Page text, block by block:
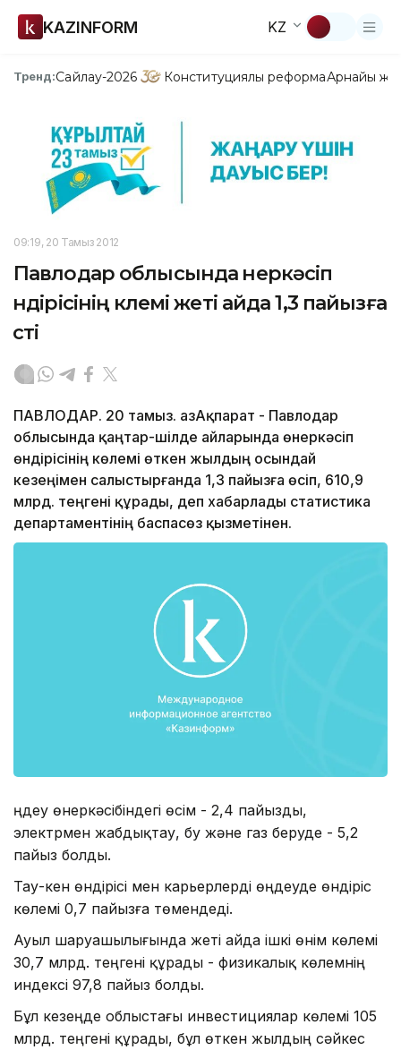
KAZINFORM KZ
Тренд:Сайлау-2026 Конституциялық реформаАрнайы
09:19, 20 Тамыз 2012
Павлодар облысында өнеркәсіп
өндірісінің көлемі жеті айда 1,3 пайызға
өсті
ПАВЛОДАР. 20 тамыз. ҚазАқпарат - Павлодар
облысында қаңтар-шілде айларында өнеркәсіп
өндірісінің көлемі өткен жылдың осындай
кезеңімен салыстырғанда 1,3 пайызға өсіп, 610,9
млрд. теңгені құрады, деп хабарлады статистика
департаментінің баспасөз қызметінен.
Өңдеу өнеркәсібіндегі өсім - 2,4 пайызды,
электрмен жабдықтау, бу және газ беруде - 5,2
пайыз болды.
Тау-кен өндірісі мен карьерлерді өңдеуде өндіріс
көлемі 0,7 пайызға төмендеді.
Ауыл шаруашылығында жеті айда ішкі өнім көлемі
30,7 млрд. теңгені құрады - физикалық көлемнің
индексі 97,8 пайыз болды.
Бұл кезеңде облыстағы инвестициялар көлемі 105
млрд. теңгені құрады, бұл өткен жылдың сәйкес